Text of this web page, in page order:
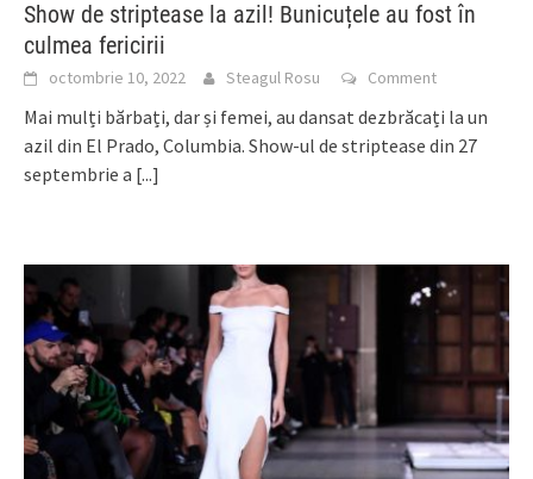
Show de striptease la azil! Bunicuțele au fost în
culmea fericirii
octombrie 10, 2022 Steagul Rosu Comment
Mai mulți bărbați, dar și femei, au dansat dezbrăcați la un
azil din El Prado, Columbia. Show-ul de striptease din 27
septembrie a [...]